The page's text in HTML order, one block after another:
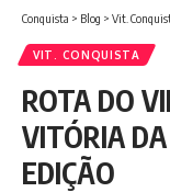
Conquista > Blog > Vit.
VIT. CONQUISTA
ROTA DO
VITÓRIA
EDIÇÃO